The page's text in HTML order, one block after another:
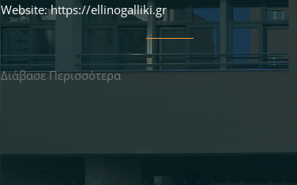
Website: https://ellinogalliki.gr
Διάβασε Περισσότερα